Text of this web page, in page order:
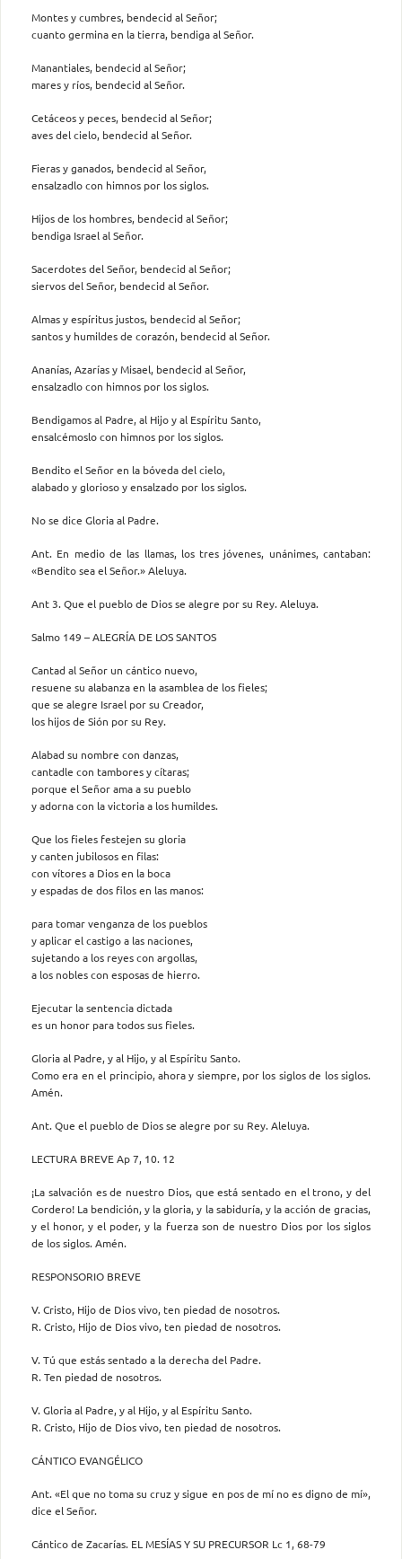
Montes y cumbres, bendecid al Señor;
cuanto germina en la tierra, bendiga al Señor.
Manantiales, bendecid al Señor;
mares y ríos, bendecid al Señor.
Cetáceos y peces, bendecid al Señor;
aves del cielo, bendecid al Señor.
Fieras y ganados, bendecid al Señor,
ensalzadlo con himnos por los siglos.
Hijos de los hombres, bendecid al Señor;
bendiga Israel al Señor.
Sacerdotes del Señor, bendecid al Señor;
siervos del Señor, bendecid al Señor.
Almas y espíritus justos, bendecid al Señor;
santos y humildes de corazón, bendecid al Señor.
Ananías, Azarías y Misael, bendecid al Señor,
ensalzadlo con himnos por los siglos.
Bendigamos al Padre, al Hijo y al Espíritu Santo,
ensalcémoslo con himnos por los siglos.
Bendito el Señor en la bóveda del cielo,
alabado y glorioso y ensalzado por los siglos.
No se dice Gloria al Padre.
Ant. En medio de las llamas, los tres jóvenes, unánimes, cantaban:
«Bendito sea el Señor.» Aleluya.
Ant 3. Que el pueblo de Dios se alegre por su Rey. Aleluya.
Salmo 149 – ALEGRÍA DE LOS SANTOS
Cantad al Señor un cántico nuevo,
resuene su alabanza en la asamblea de los fieles;
que se alegre Israel por su Creador,
los hijos de Sión por su Rey.
Alabad su nombre con danzas,
cantadle con tambores y cítaras;
porque el Señor ama a su pueblo
y adorna con la victoria a los humildes.
Que los fieles festejen su gloria
y canten jubilosos en filas:
con vítores a Dios en la boca
y espadas de dos filos en las manos:
para tomar venganza de los pueblos
y aplicar el castigo a las naciones,
sujetando a los reyes con argollas,
a los nobles con esposas de hierro.
Ejecutar la sentencia dictada
es un honor para todos sus fieles.
Gloria al Padre, y al Hijo, y al Espíritu Santo.
Como era en el principio, ahora y siempre, por los siglos de los siglos.
Amén.
Ant. Que el pueblo de Dios se alegre por su Rey. Aleluya.
LECTURA BREVE Ap 7, 10. 12
¡La salvación es de nuestro Dios, que está sentado en el trono, y del
Cordero! La bendición, y la gloria, y la sabiduría, y la acción de gracias,
y el honor, y el poder, y la fuerza son de nuestro Dios por los siglos
de los siglos. Amén.
RESPONSORIO BREVE
V. Cristo, Hijo de Dios vivo, ten piedad de nosotros.
R. Cristo, Hijo de Dios vivo, ten piedad de nosotros.
V. Tú que estás sentado a la derecha del Padre.
R. Ten piedad de nosotros.
V. Gloria al Padre, y al Hijo, y al Espíritu Santo.
R. Cristo, Hijo de Dios vivo, ten piedad de nosotros.
CÁNTICO EVANGÉLICO
Ant. «El que no toma su cruz y sigue en pos de mí no es digno de mí»,
dice el Señor.
Cántico de Zacarías. EL MESÍAS Y SU PRECURSOR Lc 1, 68-79